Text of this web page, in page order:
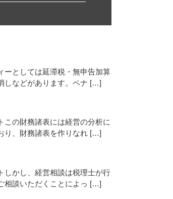
ーとしては延滞税・無申告加算
しなどがあります。ペナ […]
この財務諸表には経営の分析に
り、財務諸表を作りなれ […]
しかし、経営相談は税理士が行
相談いただくことによっ […]